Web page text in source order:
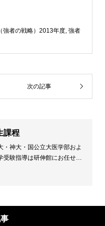
強者の戦略）2013年度 強者
次の記事
課程
・神大・国公立大医学部およ
受験指導は研伸館にお任せく
町・天王寺・豊中)・兵庫